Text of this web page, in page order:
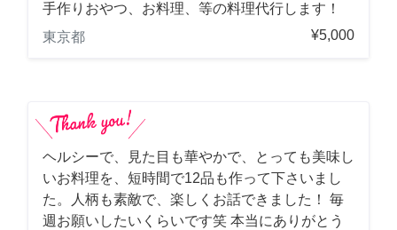
手作りおやつ、お料理、等の料理代行します！
東京都
¥5,000
ヘルシーで、見た目も華やかで、とっても美味し
いお料理を、短時間で12品も作って下さいまし
た。人柄も素敵で、楽しくお話できました！ 毎
週お願いしたいくらいです笑 本当にありがとう